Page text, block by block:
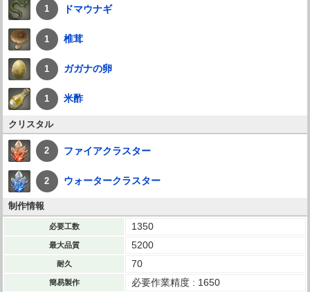
1 ドマウナギ
1 椎茸
1 ガガナの卵
1 米酢
クリスタル
2 ファイアクラスター
2 ウォータークラスター
制作情報
必要工数 1350
最大品質 5200
耐久 70
簡易製作 必要作業精度 : 1650